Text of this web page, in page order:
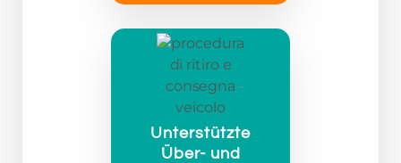
Unterstützte
Über- und